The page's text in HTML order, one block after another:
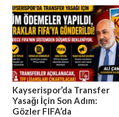
Kayserispor’da Transfer
Yasağı İçin Son Adım:
Gözler FIFA’da